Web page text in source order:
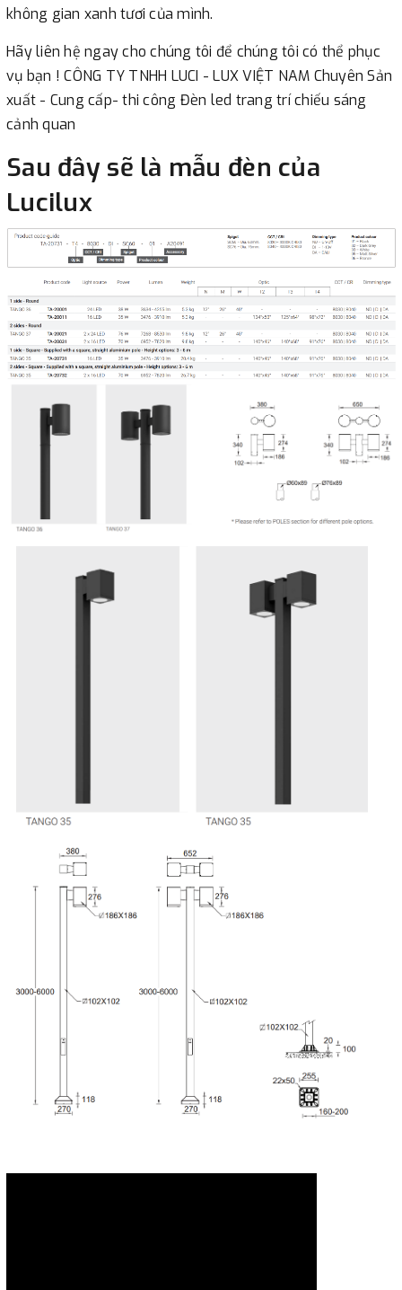
không gian xanh tươi của mình.
Hãy liên hệ ngay cho chúng tôi để chúng tôi có thể phục
vụ bạn ! CÔNG TY TNHH LUCI - LUX VIỆT NAM Chuyên Sản
xuất - Cung cấp- thi công Đèn led trang trí chiếu sáng
cảnh quan
Sau đây sẽ là mẫu đèn của
Lucilux